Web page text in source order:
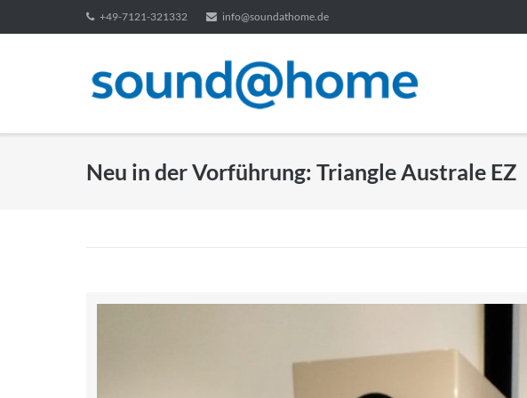
zum
+49-7121-321332 info@soundathome.de
Neu in der Vorführung: Triangle Australe EZ